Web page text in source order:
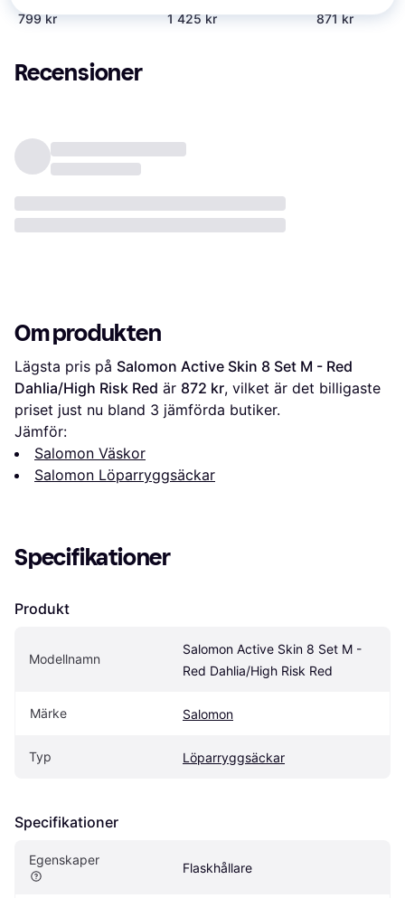
Storlek 10 l XS Färg
799 kr
Ebony/Alloy
1 425 kr
871 kr
Recensioner
Om produkten
Lägsta pris på Salomon Active Skin 8 Set M - Red
Dahlia/High Risk Red är 872 kr, vilket är det billigaste
priset just nu bland 3 jämförda butiker.
Jämför:
Salomon Väskor
Salomon Löparryggsäckar
Specifikationer
Produkt
Modellnamn
Salomon Active Skin 8 Set M -
Red Dahlia/High Risk Red
Märke Salomon
Typ Löparryggsäckar
Specifikationer
Egenskaper
Flaskhållare